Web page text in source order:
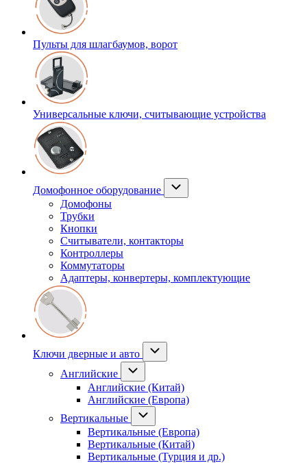
Пульты для шлагбаумов, ворот
Универсальные ключи, считывающие устройства
Домофонное оборудование
Домофоны
Трубки
Кнопки
Считыватели, контакторы
Контроллеры
Коммутаторы
Адаптеры, конвертеры, комплектующие
Ключи дверные и авто
Английские
Английские (Китай)
Английские (Европа)
Вертикальные
Вертикальные (Европа)
Вертикальные (Китай)
Вертикальные (Турция и др.)